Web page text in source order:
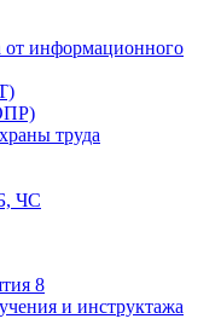
от информационного
труда
ЧС
8
и инструктажа